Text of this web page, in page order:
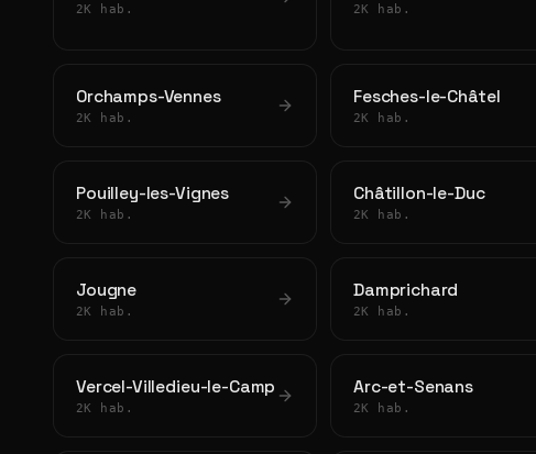
2K hab. 2K hab.
Orchamps-Vennes
2K hab.
Fesches-le-Châtel
2K hab.
Pouilley-les-Vignes
2K hab.
Châtillon-le-Duc
2K hab.
Jougne
2K hab.
Damprichard
2K hab.
Vercel-Villedieu-le-Camp
2K hab.
Arc-et-Senans
2K hab.